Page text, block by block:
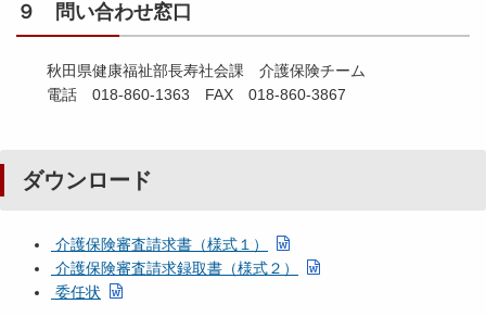
９ 問い合わせ窓口
秋田県健康福祉部長寿社会課 介護保険チーム
電話 018-860-1363 FAX 018-860-3867
ダウンロード
介護保険審査請求書（様式１）
介護保険審査請求録取書（様式２）
委任状